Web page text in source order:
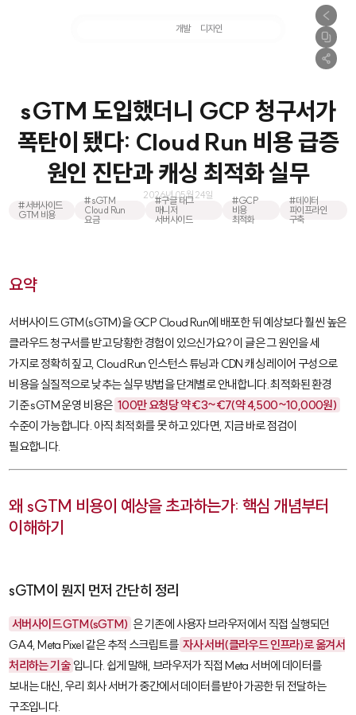
개발 디자인
sGTM 도입했더니 GCP 청구서가
폭탄이 됐다: Cloud Run 비용 급증
원인 진단과 캐싱 최적화 실무
2026년 05월 24일
#서버사이드
GTM 비용
#sGTM
Cloud Run
요금
#구글 태그
매니저
서버사이드
#GCP
비용
최적화
#데이터
파이프라인
구축
요약
서버사이드 GTM(sGTM)을 GCP Cloud Run에 배포한 뒤 예상보다 훨씬 높은
클라우드 청구서를 받고 당황한 경험이 있으신가요? 이 글은 그 원인을 세
가지로 정확히 짚고, Cloud Run 인스턴스 튜닝과 CDN 캐싱 레이어 구성으로
비용을 실질적으로 낮추는 실무 방법을 단계별로 안내합니다. 최적화된 환경
기준 sGTM 운영 비용은 100만 요청당 약 €3~€7(약 4,500~10,000원)
수준이 가능합니다. 아직 최적화를 못 하고 있다면, 지금 바로 점검이
필요합니다.
왜 sGTM 비용이 예상을 초과하는가: 핵심 개념부터
이해하기
sGTM이 뭔지 먼저 간단히 정리
서버사이드 GTM(sGTM) 은 기존에 사용자 브라우저에서 직접 실행되던
GA4, Meta Pixel 같은 추적 스크립트를 자사 서버(클라우드 인프라)로 옮겨서
처리하는 기술 입니다. 쉽게 말해, 브라우저가 직접 Meta 서버에 데이터를
보내는 대신, 우리 회사 서버가 중간에서 데이터를 받아 가공한 뒤 전달하는
구조입니다.